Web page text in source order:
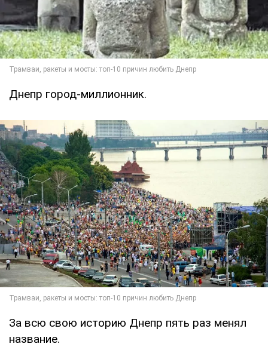
Днепр город-миллионник.
За всю свою историю Днепр пять раз менял
название.